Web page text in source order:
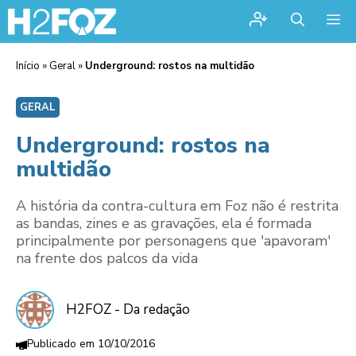
Início » Geral » Underground: rostos na multidão
GERAL
Underground: rostos na
multidão
A história da contra-cultura em Foz não é restrita
as bandas, zines e as gravações, ela é formada
principalmente por personagens que 'apavoram'
na frente dos palcos da vida
H2FOZ - Da redação
10/10/2016